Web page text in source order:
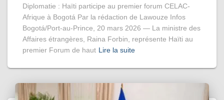
Diplomatie : Haïti participe au premier forum CELAC-
Afrique à Bogotá Par la rédaction de Lawouze Infos
Bogotá/Port-au-Prince, 20 mars 2026 — La ministre des
Affaires étrangères, Raina Forbin, représente Haïti au
premier Forum de haut Lire la suite